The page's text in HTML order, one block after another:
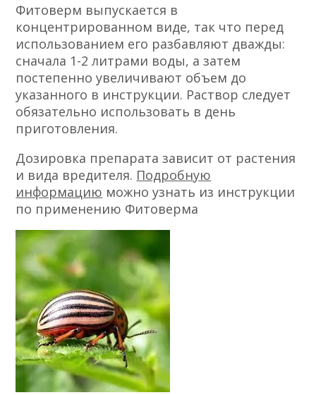
Фитоверм выпускается в
концентрированном виде, так что перед
использованием его разбавляют дважды:
сначала 1-2 литрами воды, а затем
постепенно увеличивают объем до
указанного в инструкции. Раствор следует
обязательно использовать в день
приготовления.
Дозировка препарата зависит от растения
и вида вредителя. Подробную
информацию можно узнать из инструкции
по применению Фитоверма